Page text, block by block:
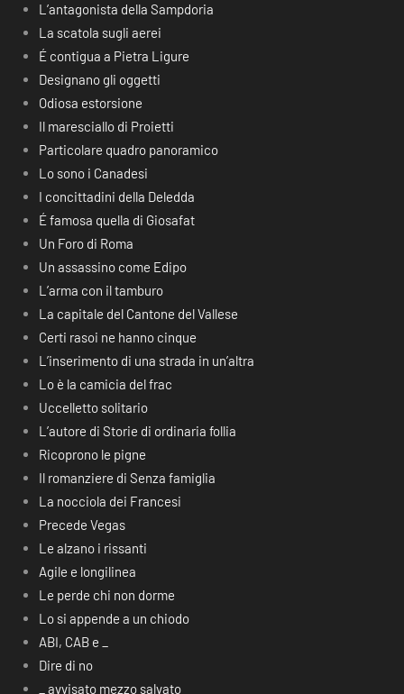
L’antagonista della Sampdoria
La scatola sugli aerei
É contigua a Pietra Ligure
Designano gli oggetti
Odiosa estorsione
Il maresciallo di Proietti
Particolare quadro panoramico
Lo sono i Canadesi
I concittadini della Deledda
É famosa quella di Giosafat
Un Foro di Roma
Un assassino come Edipo
L’arma con il tamburo
La capitale del Cantone del Vallese
Certi rasoi ne hanno cinque
L’inserimento di una strada in un’altra
Lo è la camicia del frac
Uccelletto solitario
L’autore di Storie di ordinaria follia
Ricoprono le pigne
Il romanziere di Senza famiglia
La nocciola dei Francesi
Precede Vegas
Le alzano i rissanti
Agile e longilinea
Le perde chi non dorme
Lo si appende a un chiodo
ABI, CAB e _
Dire di no
_ avvisato mezzo salvato